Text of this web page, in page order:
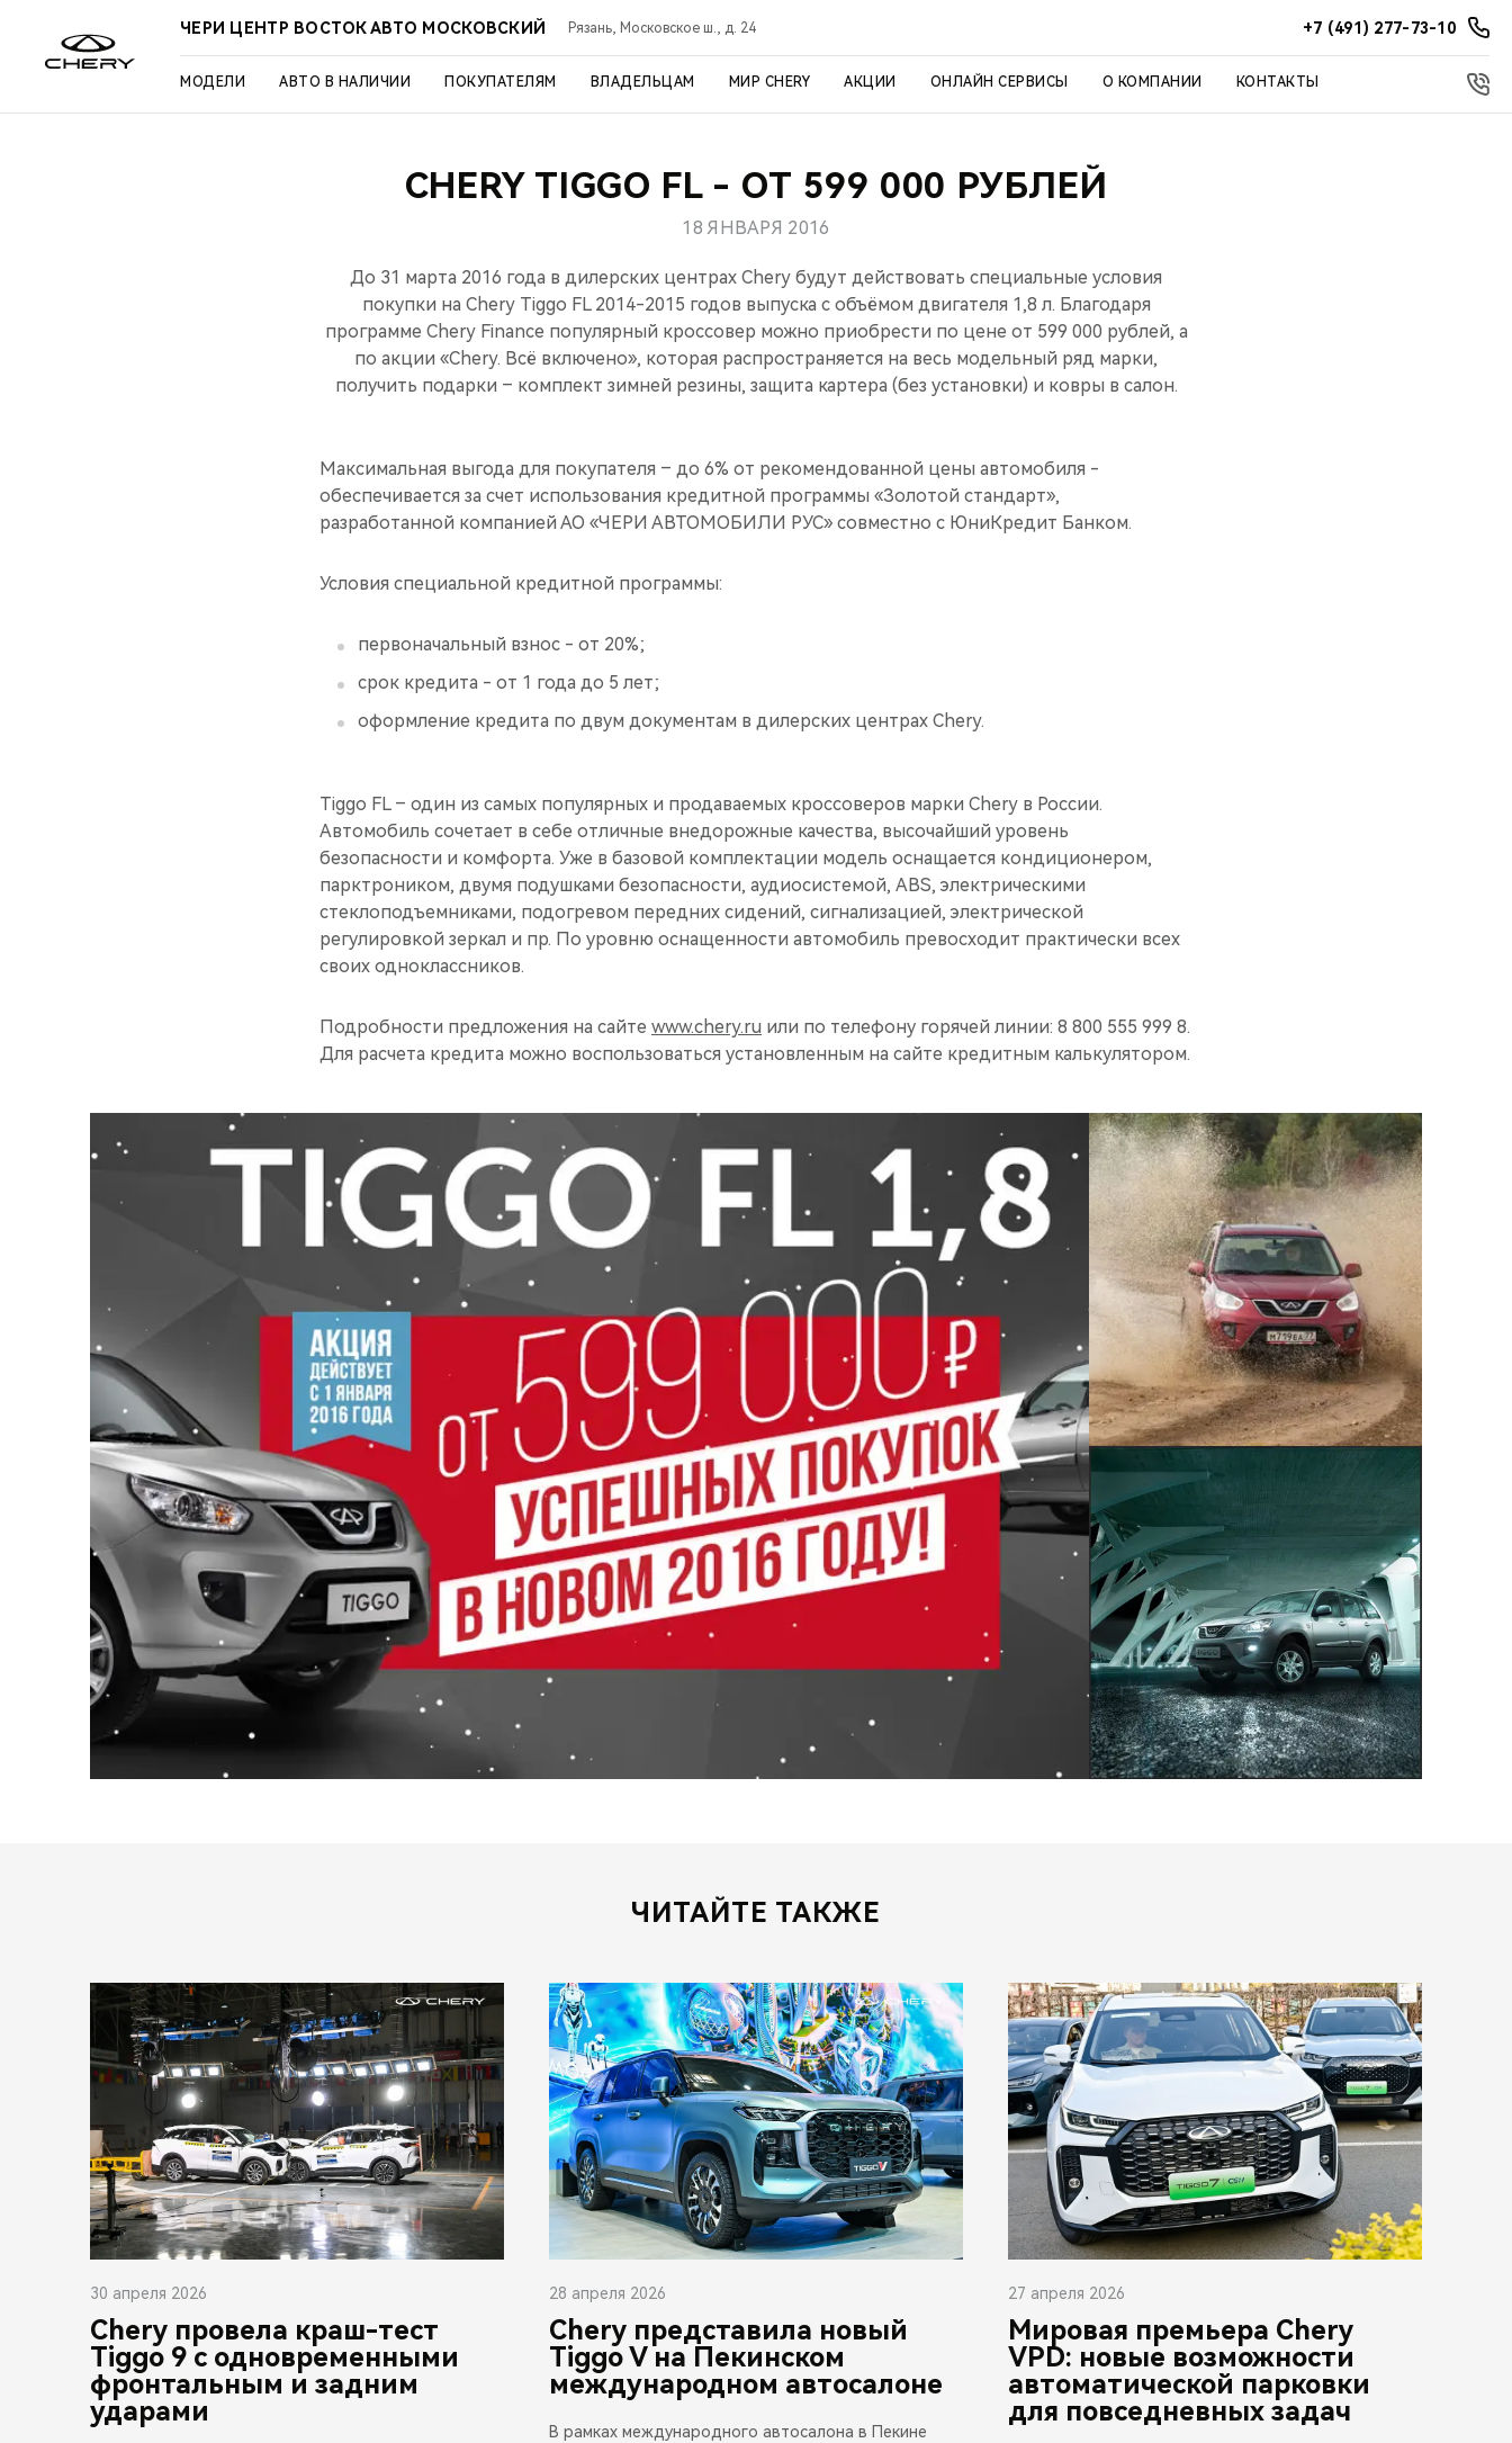
ЧЕРИ ЦЕНТР ВОСТОК АВТО МОСКОВСКИЙ Рязань, Московское ш., д. 24 +7 (491) 277-73-10
МОДЕЛИ АВТО В НАЛИЧИИ ПОКУПАТЕЛЯМ ВЛАДЕЛЬЦАМ МИР CHERY АКЦИИ ОНЛАЙН СЕРВИСЫ О КОМПАНИИ КОНТАКТЫ
CHERY TIGGO FL - ОТ 599 000 РУБЛЕЙ
18 ЯНВАРЯ 2016
До 31 марта 2016 года в дилерских центрах Chery будут действовать специальные условия
покупки на Chery Tiggo FL 2014-2015 годов выпуска c объёмом двигателя 1,8 л. Благодаря
программе Chery Finance популярный кроссовер можно приобрести по цене от 599 000 рублей, а
по акции «Chery. Всё включено», которая распространяется на весь модельный ряд марки,
получить подарки – комплект зимней резины, защита картера (без установки) и ковры в салон.
Максимальная выгода для покупателя – до 6% от рекомендованной цены автомобиля -
обеспечивается за счет использования кредитной программы «Золотой стандарт»,
разработанной компанией АО «ЧЕРИ АВТОМОБИЛИ РУС» совместно с ЮниКредит Банком.
Условия специальной кредитной программы:
первоначальный взнос - от 20%;
срок кредита - от 1 года до 5 лет;
оформление кредита по двум документам в дилерских центрах Chery.
Tiggo FL – один из самых популярных и продаваемых кроссоверов марки Chery в России.
Автомобиль сочетает в себе отличные внедорожные качества, высочайший уровень
безопасности и комфорта. Уже в базовой комплектации модель оснащается кондиционером,
парктроником, двумя подушками безопасности, аудиосистемой, ABS, электрическими
стеклоподъемниками, подогревом передних сидений, сигнализацией, электрической
регулировкой зеркал и пр. По уровню оснащенности автомобиль превосходит практически всех
своих одноклассников.
Подробности предложения на сайте www.chery.ru или по телефону горячей линии: 8 800 555 999 8.
Для расчета кредита можно воспользоваться установленным на сайте кредитным калькулятором.
ЧИТАЙТЕ ТАКЖЕ
30 апреля 2026
Chery провела краш-тест
Tiggo 9 с одновременными
фронтальным и задним
ударами
28 апреля 2026
Chery представила новый
Tiggo V на Пекинском
международном автосалоне
В рамках международного автосалона в Пекине
27 апреля 2026
Мировая премьера Chery
VPD: новые возможности
автоматической парковки
для повседневных задач